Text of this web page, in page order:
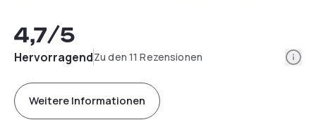
4,7/5
HervorragendZu den 11 Rezensionen
Weitere Informationen